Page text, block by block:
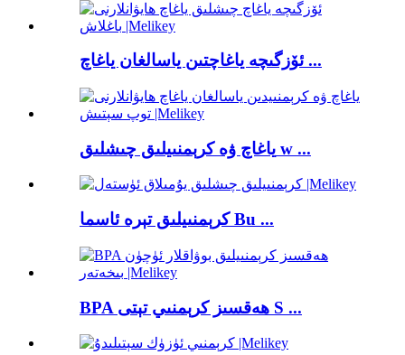
ئۆزگىچە ياغاچتىن ياسالغان ياغاچ ...
ياغاچ ۋە كرېمنىيلىق چىشلىق w ...
كرېمنىيلىق تېرە ئاسما Bu ...
BPA ھەقسىز كرېمنىي تېتى S ...